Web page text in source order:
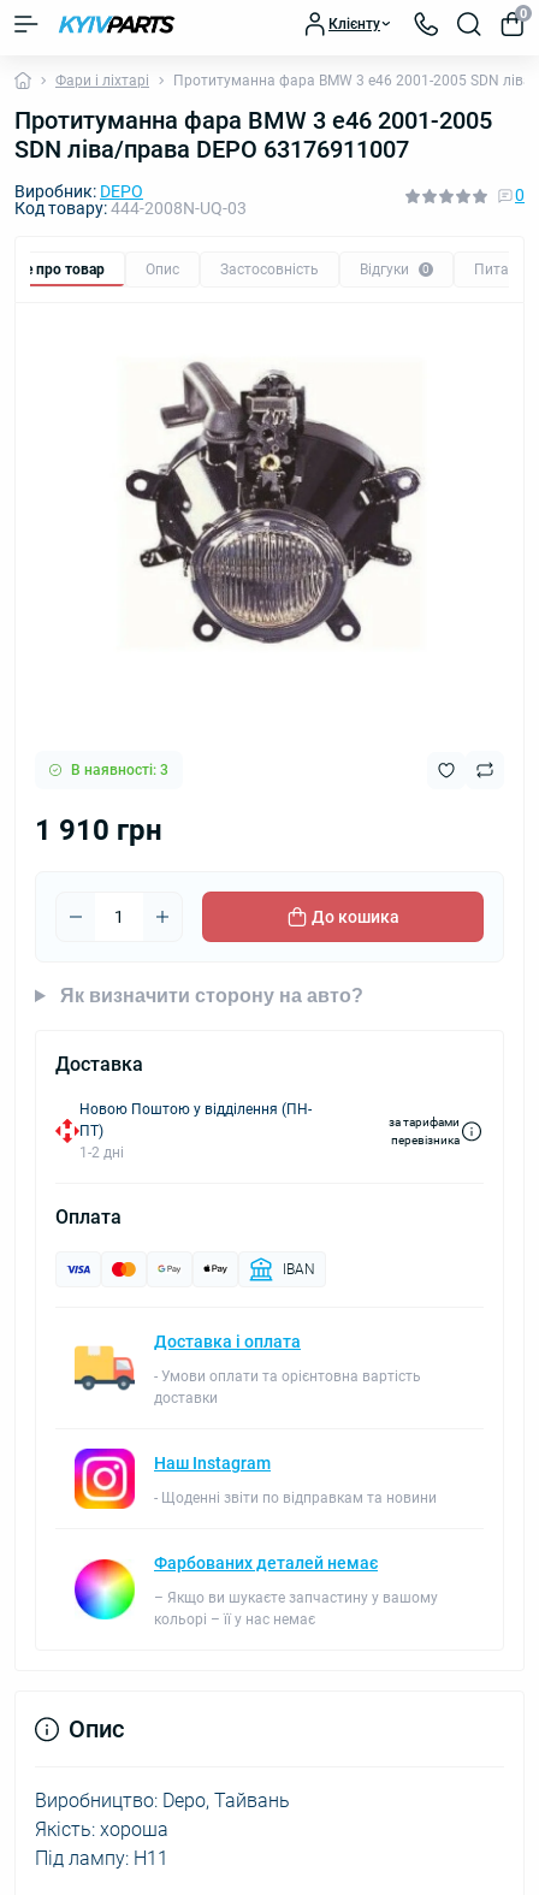
Клієнту
0
Фари і ліхтарі Протитуманна фара BMW 3 e46 2001-2005 SDN
Протитуманна фара BMW 3 e46 2001-2005
SDN ліва/права DEPO 63176911007
Виробник: DEPO
Код товару:444-2008N-UQ-03
0
Все про товар Опис Застосовність Відгуки 0 Питання
В наявності: 3
1 910 грн
До кошика
Як визначити сторону на авто?
Доставка
Новою Поштою у відділення (ПН-
ПТ)
1-2 дні
за тарифами
перевізника
Оплата
IBAN
Доставка і оплата
- Умови оплати та орієнтовна вартість
доставки
Наш Instagram
- Щоденні звіти по відправкам та новини
Фарбованих деталей немає
– Якщо ви шукаєте запчастину у вашому
кольорі – її у нас немає
Опис
Виробництво: Depo, Тайвань
Якість: хороша
Під лампу: H11